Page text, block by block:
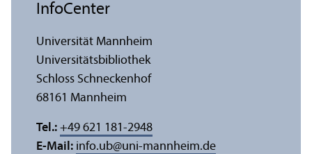
InfoCenter
Universität Mannheim
Universitäts­bibliothek
Schloss Schneckenhof
68161 Mannheim
Tel.: +49 621 181-2948
E-Mail: info.ub@uni-mannheim.de